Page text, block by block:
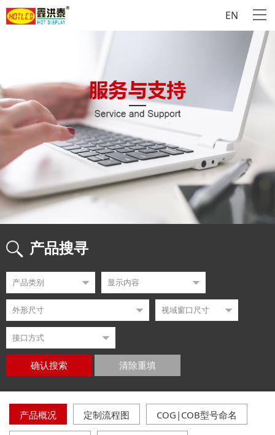
EN
产品搜寻
确认搜索 清除重填
产品概况 定制流程图 COG|COB型号命名